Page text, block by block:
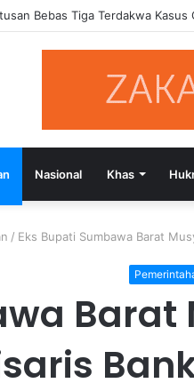
Bebas Tiga Terdakwa
Nasional Khas
/ Eks Bupati Sumbawa Barat